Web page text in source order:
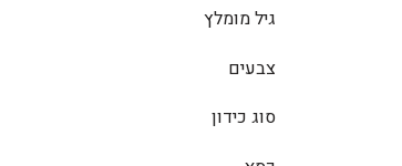
גיל מומלץ
צבעים
סוג כידון